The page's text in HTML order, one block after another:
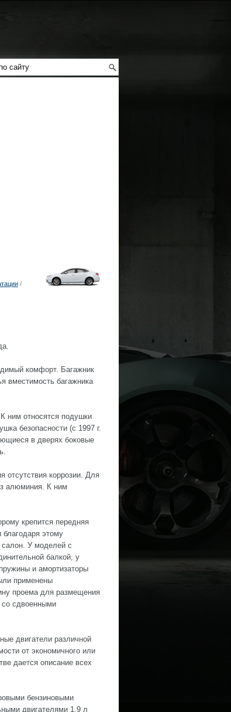
/
комфорт. Багажник
вместимость багажника
ним относятся подушки
безопасности (с 1997 г.
в дверях боковые
отсутствия коррозии. Для
алюминия. К ним
крепится передняя
благодаря этому
салон. У моделей с
балкой, у
и амортизаторы
применены
проема для размещения
со сдвоенными
двигатели различной
от экономичного или
дается описание всех
бензиновыми
двигателями 1.9 л